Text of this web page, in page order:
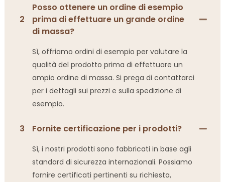
2
Posso ottenere un ordine di esempio
prima di effettuare un grande ordine
di massa?
Sì, offriamo ordini di esempio per valutare la
qualità del prodotto prima di effettuare un
ampio ordine di massa. Si prega di contattarci
per i dettagli sui prezzi e sulla spedizione di
esempio.
3 Fornite certificazione per i prodotti?
Sì, i nostri prodotti sono fabbricati in base agli
standard di sicurezza internazionali. Possiamo
fornire certificati pertinenti su richiesta,